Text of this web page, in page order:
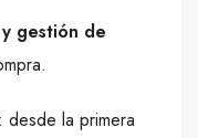
gestión de
: desde la primera